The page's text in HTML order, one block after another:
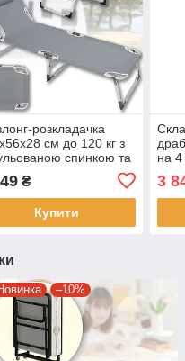
розкладачка
см до 120 кг з
спинкою та
₴
Купити
на 4
3
–10%